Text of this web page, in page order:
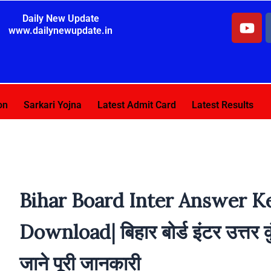
Daily New Update
www.dailynewupdate.in
Y
o
u
u
e
Sarkari Yojna Latest Admit Card Latest Results
Bihar Board Inter Answer
Download| बिहार बोर्ड इंटर
जाने पूरी जानकारी